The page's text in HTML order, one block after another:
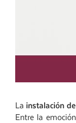
La instalación
Entre la